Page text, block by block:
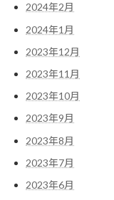
2024年2月
2024年1月
2023年12月
2023年11月
2023年10月
2023年9月
2023年8月
2023年7月
2023年6月